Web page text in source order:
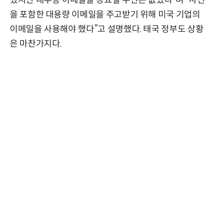
을 포함한 대용량 이메일을 주고받기 위해 미국 기업의
이메일을 사용해야 했다”고 설명했다. 태국 정부도 상황
은 마찬가지다.